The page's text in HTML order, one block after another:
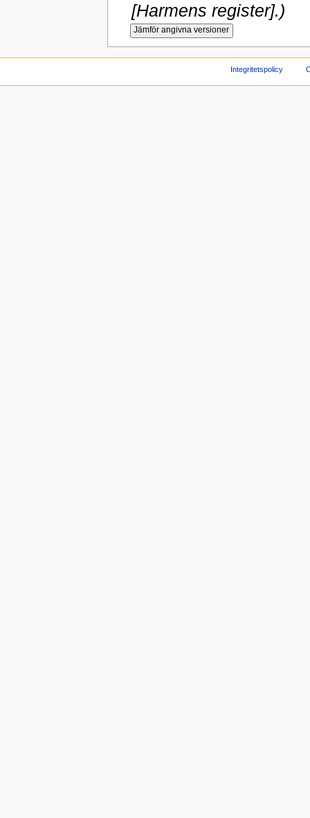
[Harmens register].)
Integritetspolicy